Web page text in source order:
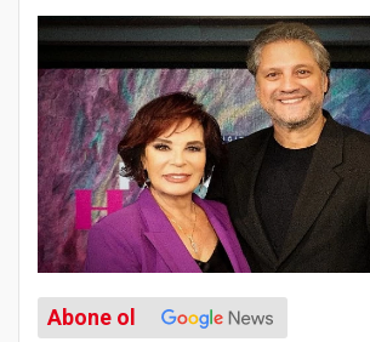
Abone ol